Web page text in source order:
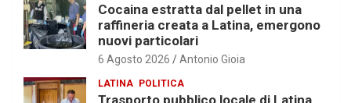
Cocaina estratta dal pellet in una
raffineria creata a Latina, emergono
nuovi particolari
6 Agosto 2026 Antonio Gioia
LATINA POLITICA
Trasporto pubblico locale di Latina,